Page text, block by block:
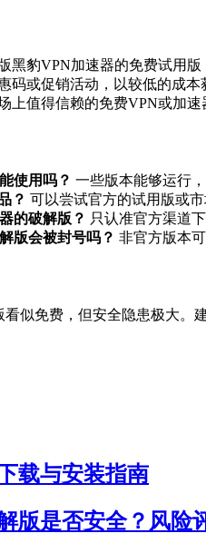
黑豹VPN加速器的免费试用版
码或促销活动，以较低的成本
上值得信赖的免费VPN或加速
使用吗？ 一些版本能够运行
？ 可以尝试官方的试用版或
的破解版？ 只认准官方渠道
版会被封号吗？ 非官方版本
似免费，但安全隐患极大。
载与安装指南
版是否安全？风险